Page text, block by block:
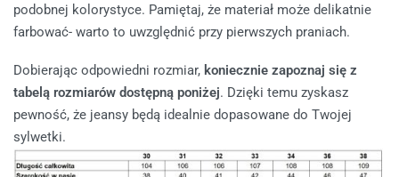
podobnej kolorystyce. Pamiętaj, że materiał może delikatnie
farbować- warto to uwzględnić przy pierwszych praniach.
Dobierając odpowiedni rozmiar, koniecznie zapoznaj się z
tabelą rozmiarów dostępną poniżej. Dzięki temu zyskasz
pewność, że jeansy będą idealnie dopasowane do Twojej
sylwetki.